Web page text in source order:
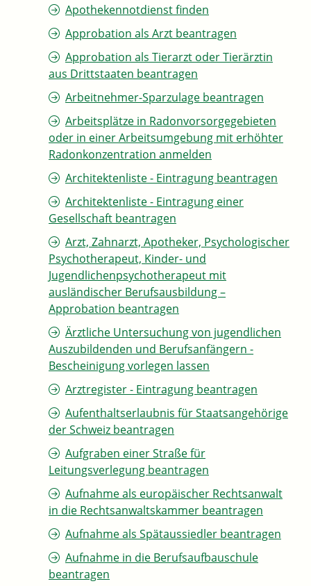
Apothekennotdienst finden
Approbation als Arzt beantragen
Approbation als Tierarzt oder Tierärztin
aus Drittstaaten beantragen
Arbeitnehmer-Sparzulage beantragen
Arbeitsplätze in Radonvorsorgegebieten
oder in einer Arbeitsumgebung mit erhöhter
Radonkonzentration anmelden
Architektenliste - Eintragung beantragen
Architektenliste - Eintragung einer
Gesellschaft beantragen
Arzt, Zahnarzt, Apotheker, Psychologischer
Psychotherapeut, Kinder- und
Jugendlichenpsychotherapeut mit
ausländischer Berufsausbildung –
Approbation beantragen
Ärztliche Untersuchung von jugendlichen
Auszubildenden und Berufsanfängern -
Bescheinigung vorlegen lassen
Arztregister - Eintragung beantragen
Aufenthaltserlaubnis für Staatsangehörige
der Schweiz beantragen
Aufgraben einer Straße für
Leitungsverlegung beantragen
Aufnahme als europäischer Rechtsanwalt
in die Rechtsanwaltskammer beantragen
Aufnahme als Spätaussiedler beantragen
Aufnahme in die Berufsaufbauschule
beantragen